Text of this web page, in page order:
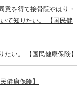
意を得て接骨院やはり・
て知りたい。 【国民健
い。 【国民健康保険】
健康保険】